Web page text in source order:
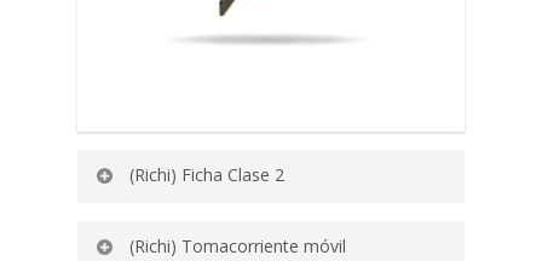
(Richi) Ficha Clase 2
(Richi) Tomacorriente móvil